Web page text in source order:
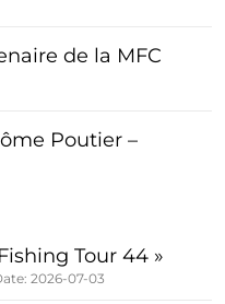
de la MFC
Poutier –
Tour 44 »
2026-07-03